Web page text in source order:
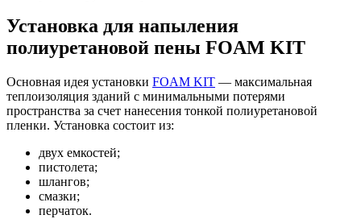
Установка для напыления
полиуретановой пены FOAM KIT
Основная идея установки FOAM KIT — максимальная
теплоизоляция зданий с минимальными потерями
пространства за счет нанесения тонкой полиуретановой
пленки. Установка состоит из:
двух емкостей;
пистолета;
шлангов;
смазки;
перчаток.